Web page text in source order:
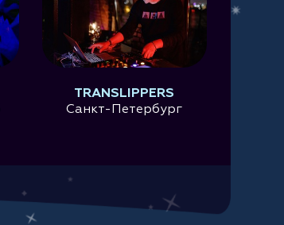
TRANSLIPPERS
Санкт-Петербург